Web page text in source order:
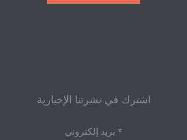
اشترك في نشرتنا الإخبارية
بريد إلكتروني